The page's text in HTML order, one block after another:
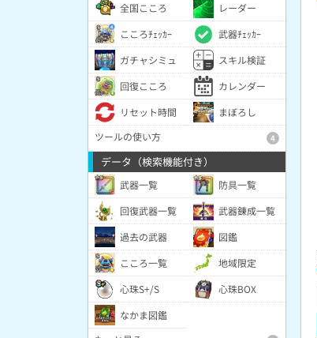
全国こころ
レーダー
こころﾁｪｯｶｰ
武器ﾁｪｯｶｰ
ガチャシミュ
スキル検証
回復こころ
カレンダー
リセット時間
まぼろし
ツールの使い方
4
データ（検索機能付き）
武器一覧
防具一覧
回復武器一覧
武器錬成一覧
過去の武器
図鑑
こころ一覧
地域限定
心珠S+/S
心珠BOX
なかま図鑑